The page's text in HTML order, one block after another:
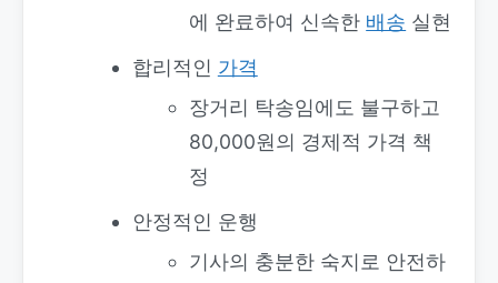
에 완료하여 신속한 배송 실현
합리적인 가격
장거리 탁송임에도 불구하고
80,000원의 경제적 가격 책
정
안정적인 운행
기사의 충분한 숙지로 안전하